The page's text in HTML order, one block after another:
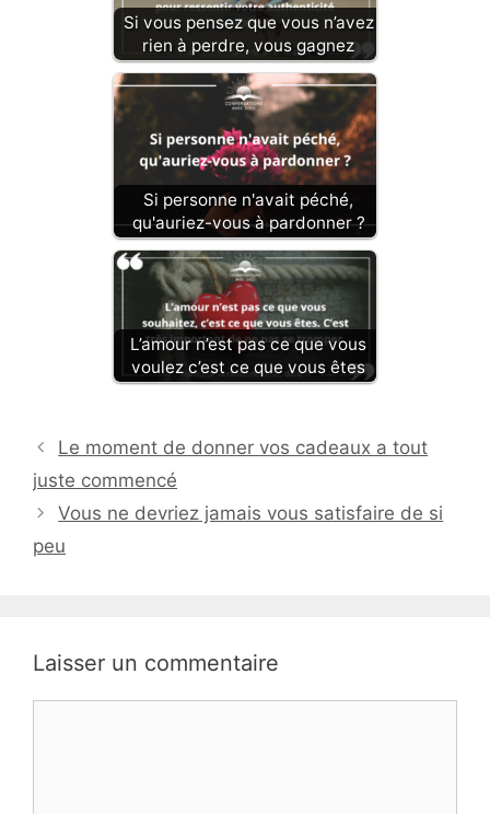
Si vous pensez que vous n’avez
rien à perdre, vous gagnez
Si personne n'avait péché,
qu'auriez-vous à pardonner ?
L’amour n’est pas ce que vous
voulez c’est ce que vous êtes
Le moment de donner vos cadeaux a tout
juste commencé
Vous ne devriez jamais vous satisfaire de si
peu
Laisser un commentaire